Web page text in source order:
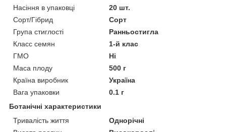
Насіння в упаковці
20 шт.
Сорт/Гібрид
Сорт
Група стиглості
Ранньостигла
Класс семян
1-й клас
ГМО
Ні
Маса плоду
500 г
Країна виробник
Україна
Вага упаковки
0.1 г
Ботанічні характеристики
Тривалість життя
Однорічні